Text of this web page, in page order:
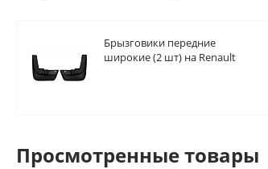
Брызговики передние
широкие (2 шт) на Renault
Просмотренные товары